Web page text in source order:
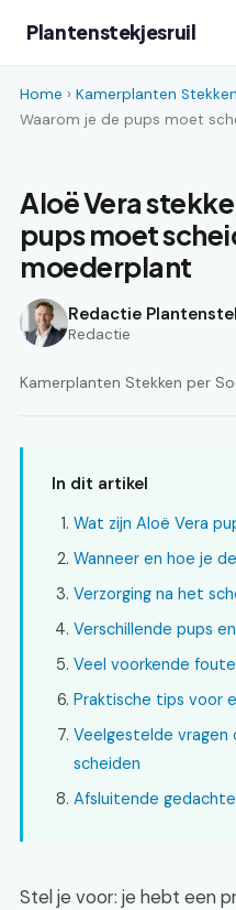
Plantenstekjesruil
Home › Kamerplanten
Waarom je de pups moet
Aloë Vera
pups moet
moederplant
Redactie
Redactie
Kamerplanten Stekken per
In dit artikel
Wat zijn Aloë Vera
Wanneer en hoe je
Verzorging na het
Verschillende pups
Veel voorkende
Praktische tips voor
Veelgestelde vragen
scheiden
Afsluitende
Stel je voor: je hebt een